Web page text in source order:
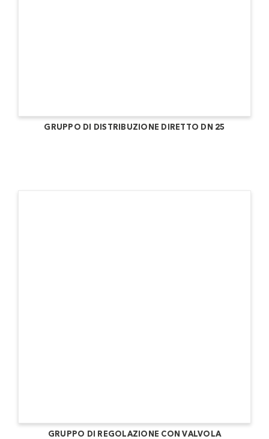
GRUPPO DI DISTRIBUZIONE DIRETTO DN 25
GRUPPO DI REGOLAZIONE CON VALVOLA